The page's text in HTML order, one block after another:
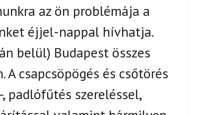
az ön problémája a
éjjel-nappal hívhatja.
belül) Budapest összes
csapcsöpögés és csőtörés
szereléssel,